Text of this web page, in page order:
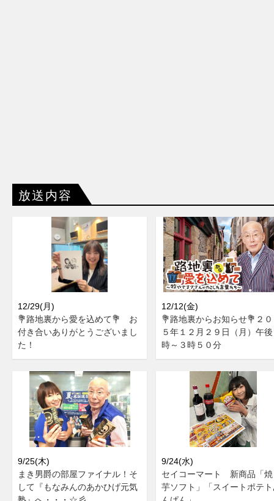
放送内容
12/29(月)
💐路地裏から愛を込めて💐 お
付き合いありがとうございまし
た！
12/12(金)
💐路地裏からお知らせ💐２
５年１２月２９日（月）午
時～３時５０分
9/25(木)
まき男爵の部屋ファイナル！そ
して『もなみんのあかひげ元気
9/24(水)
セイコーマート 新商品「焼
芋ソフト」「スイートポテ